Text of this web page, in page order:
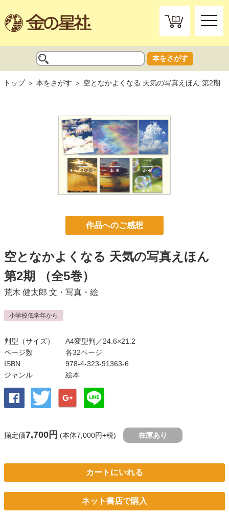
toggle
本をさがす
トップ 本をさがす 空となかよくなる 天気の写真えほん 第2期
作品へのご感想
空となかよくなる 天気の写真えほん
第2期
（全5巻）
荒木 健太郎 文・写真・絵
小学校低学年から
判型（サイズ）
A4変型判／24.6×21.2
ページ数
各32ページ
ISBN
978-4-323-91363-6
ジャンル
絵本
揃定価7,700円 (本体7,000円+税) 在庫あり
カートにいれる
ネット書店で購入